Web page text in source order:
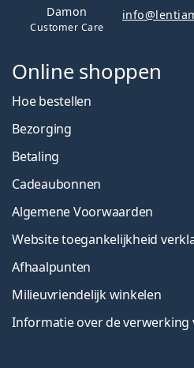
Damon
Customer Care
Online shoppen
Hoe bestellen
Bezorging
Betaling
Cadeaubonnen
Algemene Voorwaarden
Website toegankelijkheid
Afhaalpunten
Milieuvriendelijk winkelen
Informatie over de verwerking